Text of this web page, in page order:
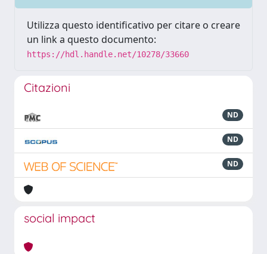
Utilizza questo identificativo per citare o creare
un link a questo documento:
https://hdl.handle.net/10278/33660
Citazioni
ND
ND
ND
social impact